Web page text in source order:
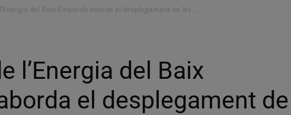
del Baix Empordà aborda el desplegament de les...
l’Energia del Baix
el desplegament de